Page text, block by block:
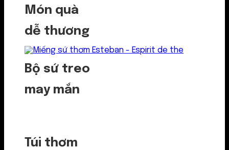
Món quà
dễ thương
Bộ sứ treo
may mắn
Túi thơm